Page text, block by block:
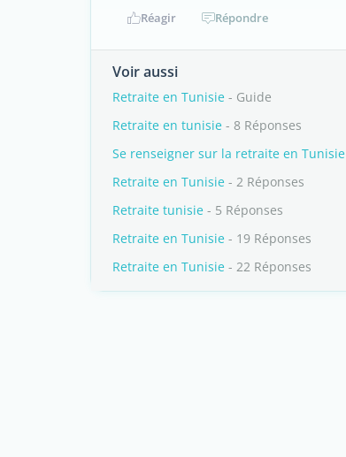
Réagir Répondre
Voir aussi
Retraite en Tunisie - Guide
Retraite en tunisie - 8 Réponses
Se renseigner sur la retraite en Tunisie
Retraite en Tunisie - 2 Réponses
Retraite tunisie - 5 Réponses
Retraite en Tunisie - 19 Réponses
Retraite en Tunisie - 22 Réponses